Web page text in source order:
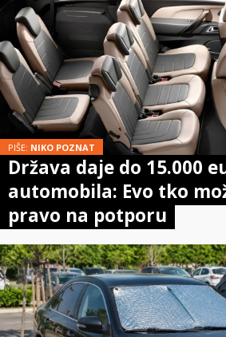
PIŠE: NIKO POZNAT
Država daje do 15.000
automobila: Evo tko
pravo na potporu